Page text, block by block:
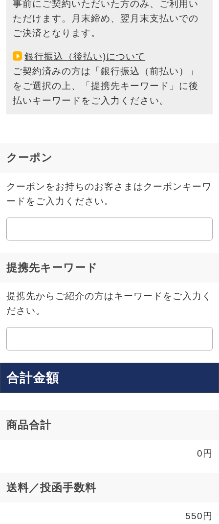
事前にご契約いただいた方のみ、ご利用い
ただけます。
月末締め、翌月末支払いでの
ご決済となります。
銀行振込（後払い)について
ご契約済みの方は「銀行振込（前払い）」
をご選択の上、「提携先キーワード」に後
払いキーワードをご入力ください。
クーポン
クーポンをお持ちのお客さまはクーポンキーワ
ードをご入力ください。
提携先キーワード
提携先からご紹介の方はキーワードをご入力く
ださい。
合計金額
商品合計
0円
送料／投函手数料
550円